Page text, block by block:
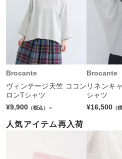
Brocante
ヴィンテージ天竺 ココン
ロンTシャツ
¥9,900 （税込）～
Brocante
リネンキ
シャツ
¥16,500 （
人気アイテム再入荷